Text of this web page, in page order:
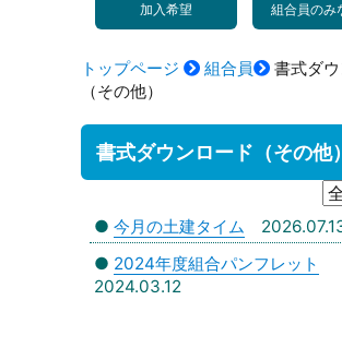
加入希望 組合員のみ
トップページ 組合員
書式ダ
（その他）
書式ダウンロード（その他）
● 今月の土建タイム
● 2024年度組合パンフレット
2024.03.12